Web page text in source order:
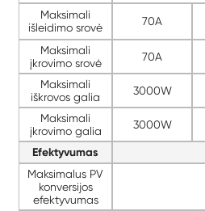
Maksimali
išleidimo srovė
70A
Maksimali
įkrovimo srovė
70A
Maksimali
iškrovos galia
3000W
Maksimali
įkrovimo galia
3000W
Efektyvumas
Maksimalus PV
konversijos
efektyvumas